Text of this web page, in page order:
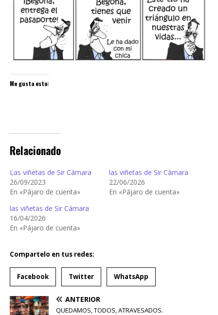
Me gusta esto:
Relacionado
Las viñetas de Sir Cámara
26/09/2023
En «Pájaro de cuenta»
las viñetas de Sir Cámara
22/06/2026
En «Pájaro de cuenta»
las viñetas de Sir Cámara
16/04/2026
En «Pájaro de cuenta»
Compartelo en tus redes:
Facebook Twitter WhatsApp
ANTERIOR
QUEDAMOS, TODOS, ATRAVESADOS.